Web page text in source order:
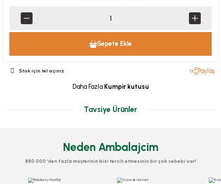
Sepete Ekle
Stok için tel açınız Paylaş
Daha Fazla Kumpir kutusu
Tavsiye Ürünler
Neden Ambalajcim
880.000 ‘den fazla müşterinin bizi tercih etmesinin bir çok sebebi var!